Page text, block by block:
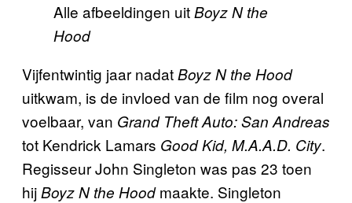
Alle afbeeldingen uitBoyz N the
Hood
Vijfentwintig jaar nadatBoyz N the Hood
uitkwam, is de invloed van de film nog overal
voelbaar, van Grand Theft Auto: San Andreas
tot Kendrick Lamars Good Kid, M.A.A.D. City.
Regisseur John Singleton was pas 23 toen
hijBoyz N the Hoodmaakte. Singleton